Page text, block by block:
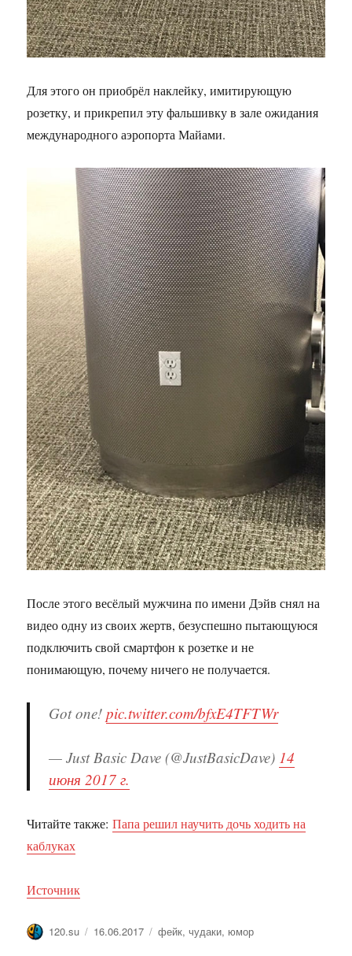
Для этого он приобрёл наклейку, имитирующую
розетку, и прикрепил эту фальшивку в зале ожидания
международного аэропорта Майами.
После этого весёлый мужчина по имени Дэйв снял на
видео одну из своих жертв, безуспешно пытающуюся
подключить свой смартфон к розетке и не
понимающую, почему ничего не получается.
Got one!pic.twitter.com/bfxE4TFTWr
— Just Basic Dave (@JustBasicDave) 14
июня 2017 г.
Читайте также:Папа решил научить дочь ходить на
каблуках
Источник
Автор
120.su Опубликовано
16.06.2017 Метки
фейк,чудаки, юмор